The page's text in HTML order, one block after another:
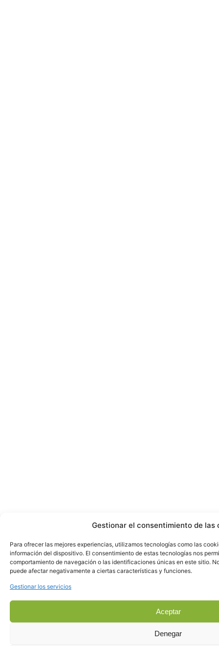
Gestionar el consentimiento de las
Para ofrecer las mejores experiencias, utilizamos tecnologías como las
información del dispositivo. El consentimiento de estas tecnologías nos
comportamiento de navegación o las identificaciones únicas en este sitio.
puede afectar negativamente a ciertas características y funciones.
Gestionar los servicios
Aceptar
Denegar